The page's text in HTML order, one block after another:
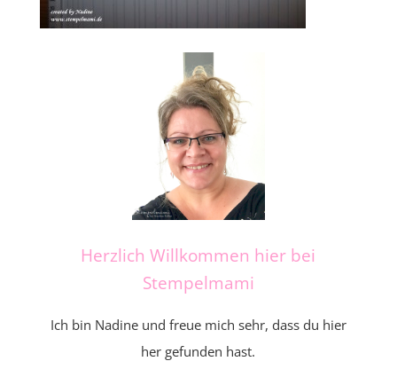
Herzlich Willkommen hier bei
Stempelmami
Ich bin Nadine und freue mich sehr, dass du hier
her gefunden hast.